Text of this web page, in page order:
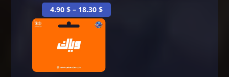
4.90$ – 18.30$